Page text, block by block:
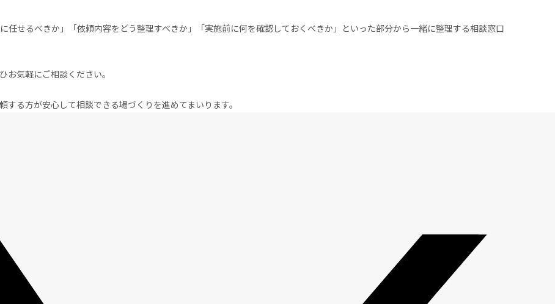
せるべきか」「依頼内容をどう整理すべきか」「実施前に何を確認しておくべきか」といった部分から一緒に整理する相談窓口
気軽にご相談ください。
る方が安心して相談できる場づくりを進めてまいります。